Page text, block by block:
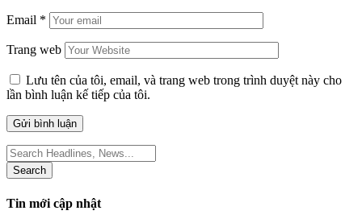
Email *
Trang web
Lưu tên của tôi, email, và trang web trong trình duyệt này cho
lần bình luận kế tiếp của tôi.
Search
for:
Tin mới cập nhật